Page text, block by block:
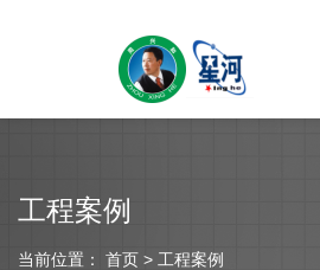
工程案例
当前位置： 首页 > 工程案例